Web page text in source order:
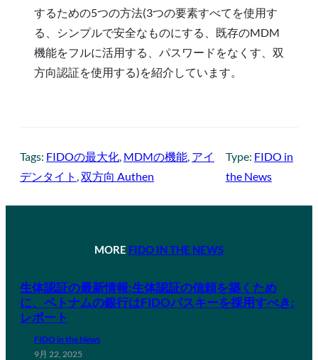
するための5つの方法(3つの要素すべてを使用す
る、シンプルで安全なものにする、既存のMDM
機能をフルに活用する、パスワードをなくす、双
方向認証を使用する)を紹介しています。
Tags: FIDOの最大化 MDMの機能 アイ
デンタイト 双方向 Authen
Type: FIDO in
the News
MORE FIDO IN THE NEWS
生体認証の最新情報:生体認証の信頼を築くため
に、ベトナムの銀行はFIDOパスキーを採用すべき:
レポート
FIDO in the News
9月 22, 2025